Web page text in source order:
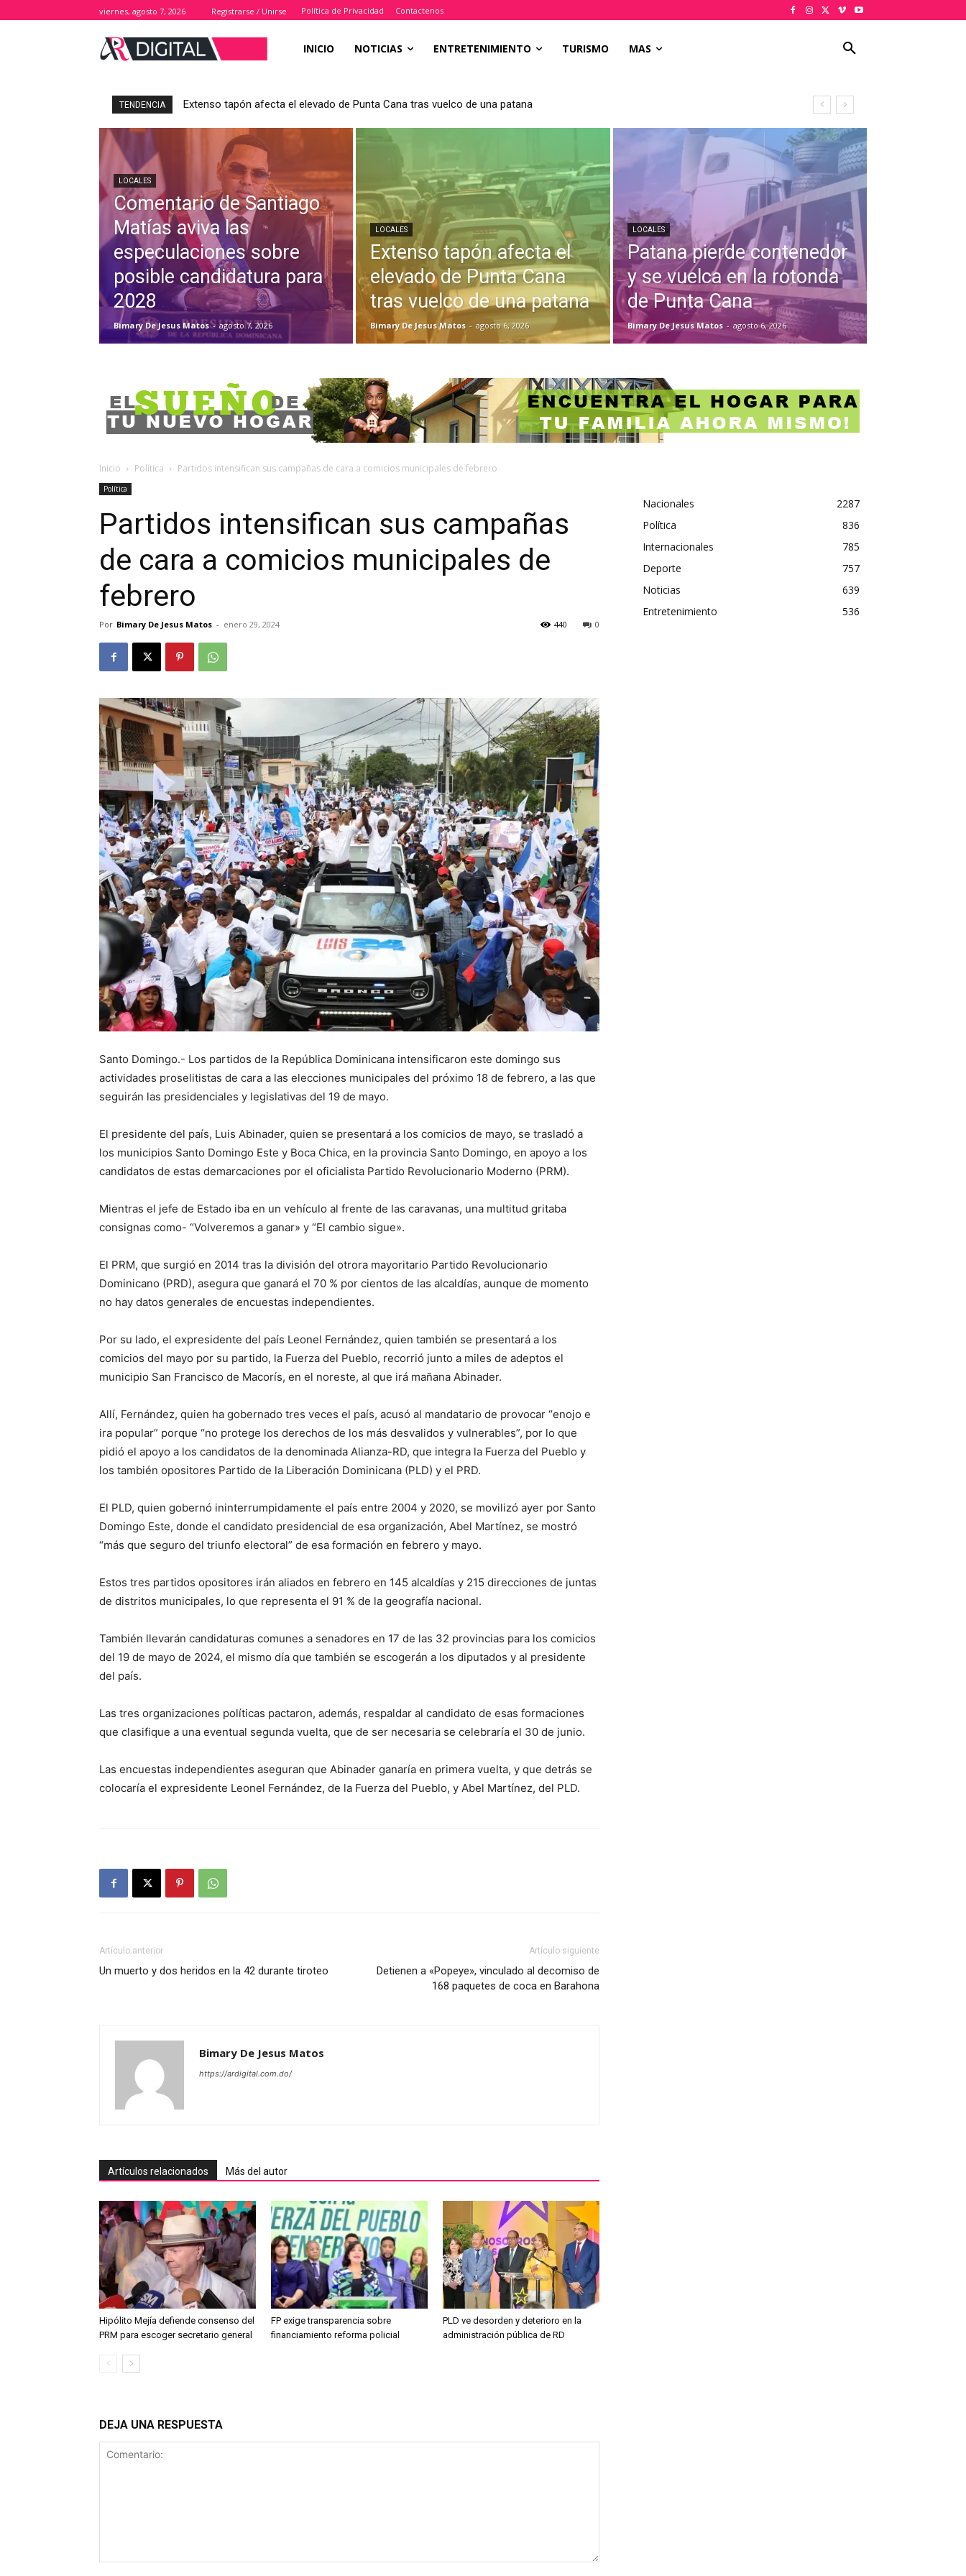
viernes, agosto 7, 2026 Registrarse / Unirse Política de Privacidad Contactenos
INICIO NOTICIAS ENTRETENIMIENTO TURISMO MAS
TENDENCIA Extenso tapón afecta el elevado de Punta Cana tras vuelco de una patana
LOCALES
Comentario de Santiago
Matías aviva las
especulaciones sobre
posible candidatura para
2028
Bimary De Jesus Matos - agosto 7, 2026
LOCALES
Extenso tapón afecta el
elevado de Punta Cana
tras vuelco de una patana
Bimary De Jesus Matos - agosto 6, 2026
LOCALES
Patana pierde contenedor
y se vuelca en la rotonda
de Punta Cana
Bimary De Jesus Matos - agosto 6, 2026
Inicio Política Partidos intensifican sus campañas de cara a comicios municipales de febrero
Política
Partidos intensifican sus campañas
de cara a comicios municipales de
febrero
Por Bimary De Jesus Matos - enero 29, 2024 0
440
Santo Domingo.- Los partidos de la República Dominicana intensificaron este domingo sus
actividades proselitistas de cara a las elecciones municipales del próximo 18 de febrero, a las que
seguirán las presidenciales y legislativas del 19 de mayo.
El presidente del país, Luis Abinader, quien se presentará a los comicios de mayo, se trasladó a
los municipios Santo Domingo Este y Boca Chica, en la provincia Santo Domingo, en apoyo a los
candidatos de estas demarcaciones por el oficialista Partido Revolucionario Moderno (PRM).
Mientras el jefe de Estado iba en un vehículo al frente de las caravanas, una multitud gritaba
consignas como- “Volveremos a ganar» y “El cambio sigue».
El PRM, que surgió en 2014 tras la división del otrora mayoritario Partido Revolucionario
Dominicano (PRD), asegura que ganará el 70 % por cientos de las alcaldías, aunque de momento
no hay datos generales de encuestas independientes.
Por su lado, el expresidente del país Leonel Fernández, quien también se presentará a los
comicios del mayo por su partido, la Fuerza del Pueblo, recorrió junto a miles de adeptos el
municipio San Francisco de Macorís, en el noreste, al que irá mañana Abinader.
Allí, Fernández, quien ha gobernado tres veces el país, acusó al mandatario de provocar “enojo e
ira popular” porque “no protege los derechos de los más desvalidos y vulnerables”, por lo que
pidió el apoyo a los candidatos de la denominada Alianza-RD, que integra la Fuerza del Pueblo y
los también opositores Partido de la Liberación Dominicana (PLD) y el PRD.
El PLD, quien gobernó ininterrumpidamente el país entre 2004 y 2020, se movilizó ayer por Santo
Domingo Este, donde el candidato presidencial de esa organización, Abel Martínez, se mostró
“más que seguro del triunfo electoral” de esa formación en febrero y mayo.
Estos tres partidos opositores irán aliados en febrero en 145 alcaldías y 215 direcciones de juntas
de distritos municipales, lo que representa el 91 % de la geografía nacional.
También llevarán candidaturas comunes a senadores en 17 de las 32 provincias para los comicios
del 19 de mayo de 2024, el mismo día que también se escogerán a los diputados y al presidente
del país.
Las tres organizaciones políticas pactaron, además, respaldar al candidato de esas formaciones
que clasifique a una eventual segunda vuelta, que de ser necesaria se celebraría el 30 de junio.
Las encuestas independientes aseguran que Abinader ganaría en primera vuelta, y que detrás se
colocaría el expresidente Leonel Fernández, de la Fuerza del Pueblo, y Abel Martínez, del PLD.
Artículo anterior
Un muerto y dos heridos en la 42 durante tiroteo
Artículo siguiente
Detienen a «Popeye», vinculado al decomiso de
168 paquetes de coca en Barahona
Bimary De Jesus Matos
https://ardigital.com.do/
Artículos relacionados Más del autor
Hipólito Mejía defiende consenso del
PRM para escoger secretario general
FP exige transparencia sobre
financiamiento reforma policial
PLD ve desorden y deterioro en la
administración pública de RD
DEJA UNA RESPUESTA
Nacionales
2287
Política
836
Internacionales
785
Deporte
757
Noticias
639
Entretenimiento
536